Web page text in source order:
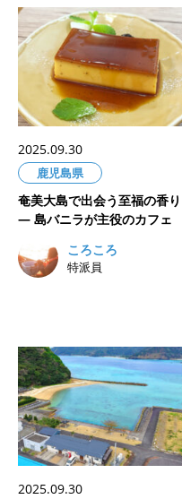
2025.09.30
鹿児島県
奄美大島で出会う至福の香り
― 島バニラが主役のカフェ
ころころ
特派員
2025.09.30